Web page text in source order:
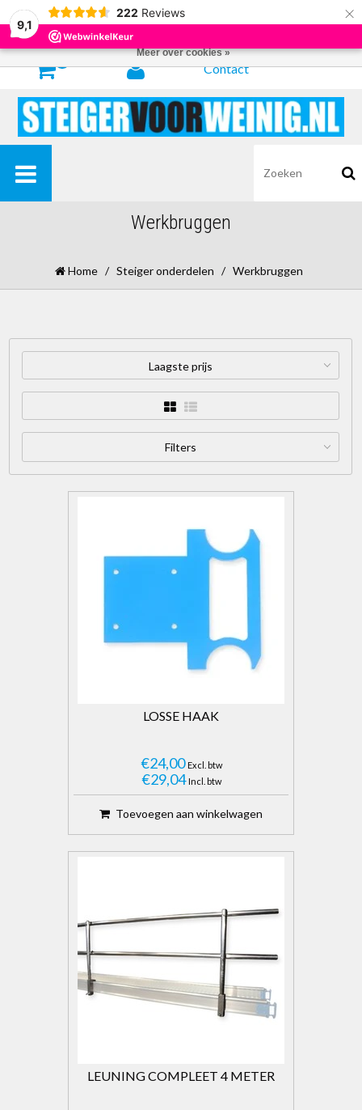
9,1
222 Reviews ×
Contact
Werkbruggen
Home / Steiger onderdelen / Werkbruggen
Laagste prijs
Filters
LOSSE HAAK
€24,00 Excl. btw
€29,04 Incl. btw
Toevoegen aan winkelwagen
LEUNING COMPLEET 4 METER
Door het gebruiken van onze website, ga je akkoord met het gebruik van
cookies om onze website te verbeteren.
Meer over cookies »